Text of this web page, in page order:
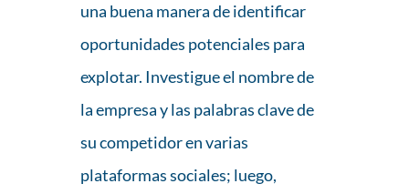
una buena manera de identificar
oportunidades potenciales para
explotar. Investigue el nombre de
la empresa y las palabras clave de
su competidor en varias
plataformas sociales; luego,